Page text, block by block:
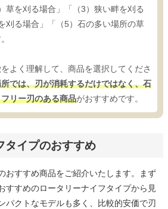
草を刈る場合」「（3）狭い畔を刈る
刈る場合」「（5）石の多い場所の草
よく理解して、商品を選択してくださ
では、刃が消耗するだけではなく、石
リー刃のある商品がおすすめです。
タイプのおすすめ
おすすめ商品をご紹介いたします。まず
すすめのロータリーナイフタイプから見
パクトなモデルも多く、比較的安価で刃